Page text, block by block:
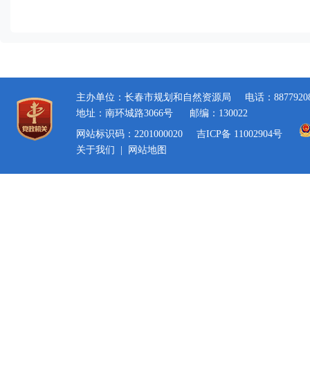
主办单位：长春市规划和自然资源局
电话：
地址：南环城路3066号
邮编：130022
网站标识码：2201000020
吉ICP备 11002904号
关于我们
网站地图